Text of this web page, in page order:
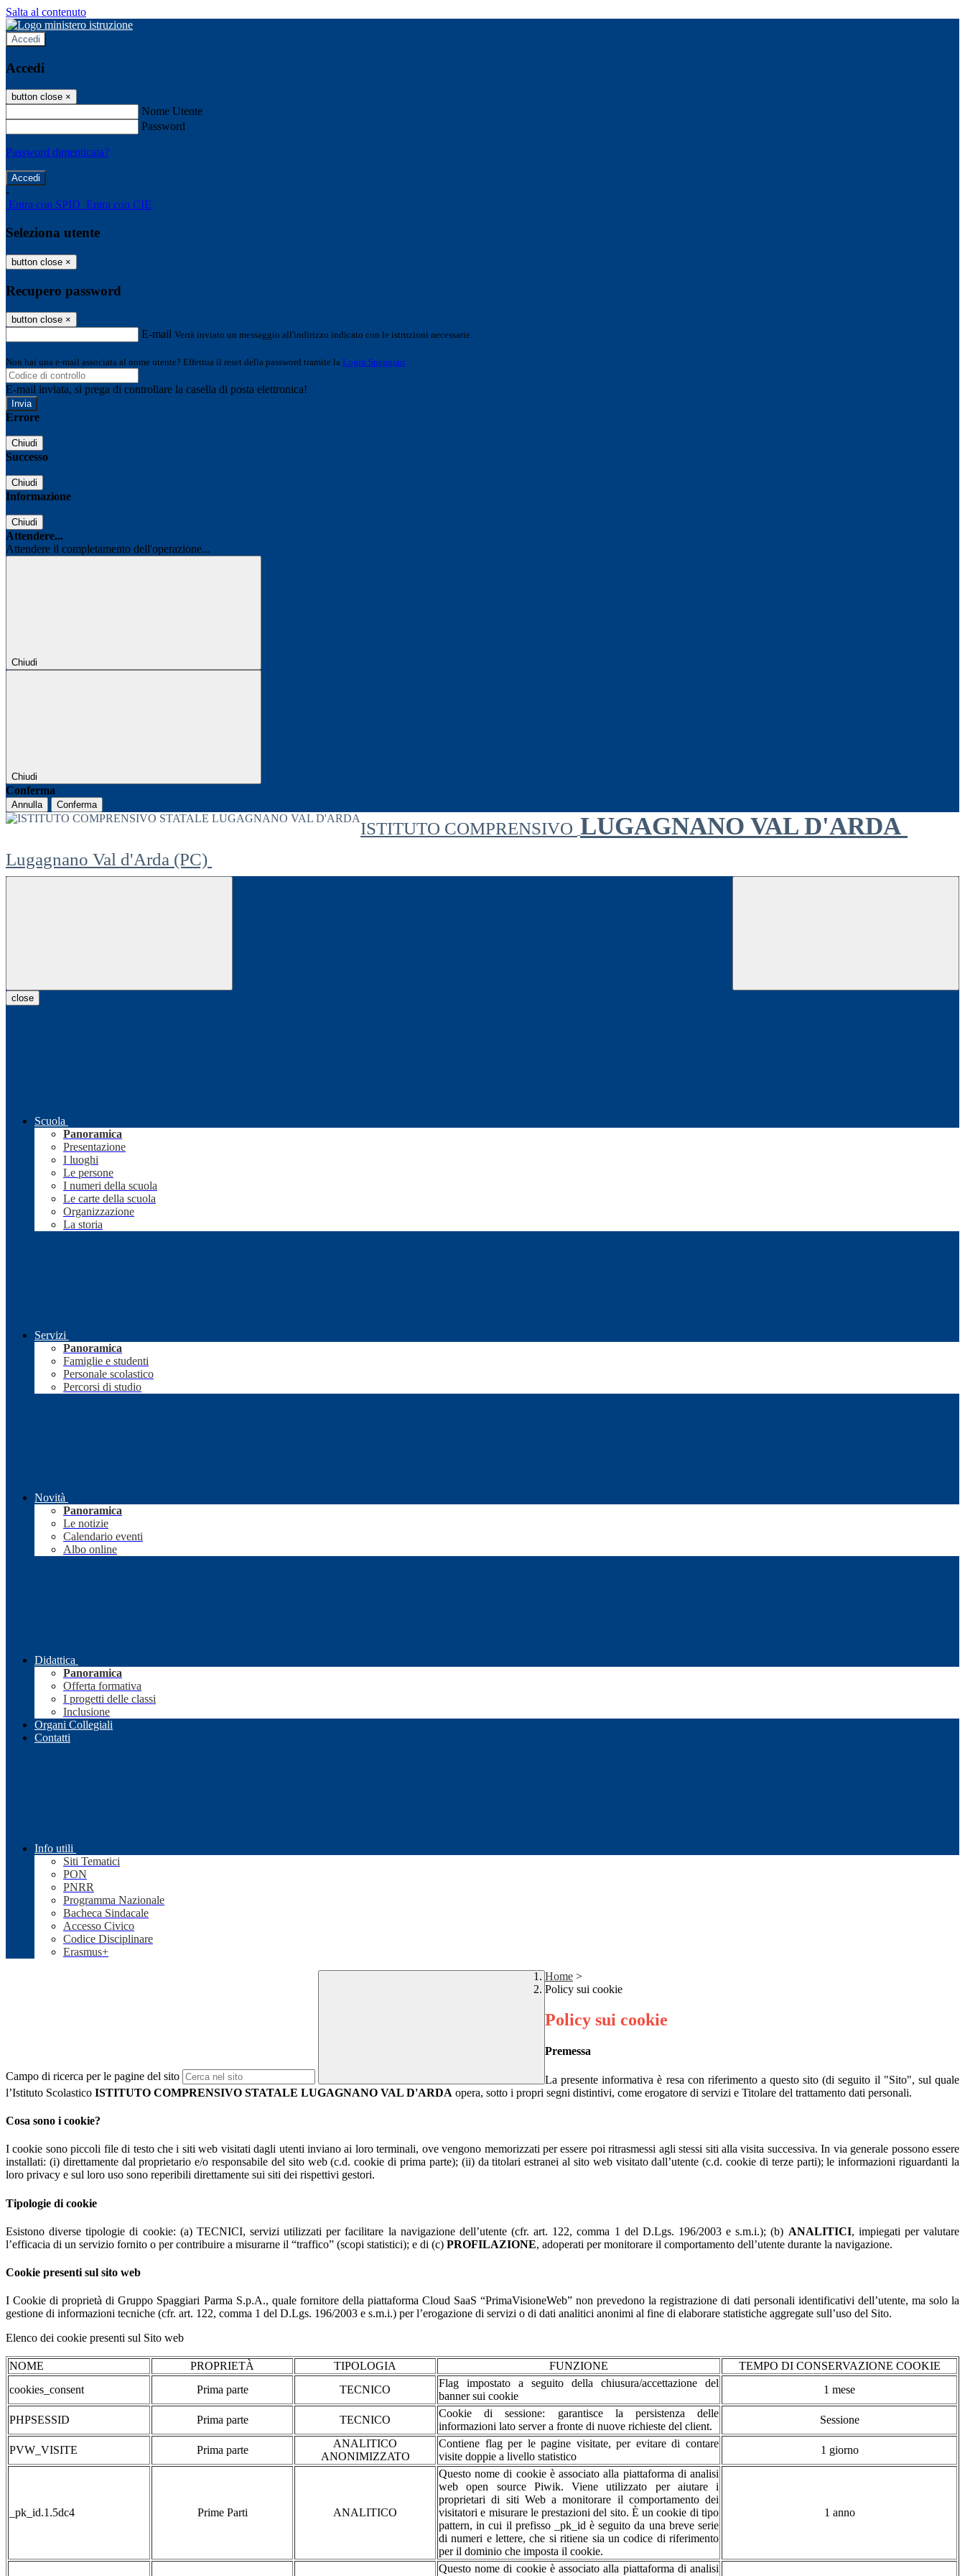
Salta al contenuto
Accedi
Accedi
button close ×
Nome Utente
Password
Password dimenticata?
-
Entra con SPID Entra con CIE
Seleziona utente
button close ×
Recupero password
button close ×
E-mail Verrà inviato un messaggio all'indirizzo indicato con le istruzioni necessarie.
Non hai una e-mail associata al nome utente? Effettua il reset della password tramite la Login Spaggiari
E-mail inviata, si prega di controllare la casella di posta elettronica!
Errore
Chiudi
Successo
Chiudi
Informazione
Chiudi
Attendere...
Attendere il completamento dell'operazione...
Chiudi
Chiudi
Conferma
Annulla Conferma
ISTITUTO COMPRENSIVO LUGAGNANO VAL D'ARDA
Lugagnano Val d'Arda (PC)
close
Scuola
Panoramica
Presentazione
I luoghi
Le persone
I numeri della scuola
Le carte della scuola
Organizzazione
La storia
Servizi
Panoramica
Famiglie e studenti
Personale scolastico
Percorsi di studio
Novità
Panoramica
Le notizie
Calendario eventi
Albo online
Didattica
Panoramica
Offerta formativa
I progetti delle classi
Inclusione
Organi Collegiali
Contatti
Info utili
Siti Tematici
PON
PNRR
Programma Nazionale
Bacheca Sindacale
Accesso Civico
Codice Disciplinare
Erasmus+
Campo di ricerca per le pagine del sito
Home >
Policy sui cookie
Policy sui cookie
Premessa
La presente informativa è resa con riferimento a questo sito (di seguito il "Sito", sul quale
l’Istituto Scolastico ISTITUTO COMPRENSIVO STATALE LUGAGNANO VAL D'ARDA opera, sotto i propri segni distintivi, come erogatore di servizi e Titolare del trattamento dati personali.
Cosa sono i cookie?
I cookie sono piccoli file di testo che i siti web visitati dagli utenti inviano ai loro terminali, ove vengono memorizzati per essere poi ritrasmessi agli stessi siti alla visita successiva. In via generale possono essere
installati: (i) direttamente dal proprietario e/o responsabile del sito web (c.d. cookie di prima parte); (ii) da titolari estranei al sito web visitato dall’utente (c.d. cookie di terze parti); le informazioni riguardanti la
loro privacy e sul loro uso sono reperibili direttamente sui siti dei rispettivi gestori.
Tipologie di cookie
Esistono diverse tipologie di cookie: (a) TECNICI, servizi utilizzati per facilitare la navigazione dell’utente (cfr. art. 122, comma 1 del D.Lgs. 196/2003 e s.m.i.); (b) ANALITICI, impiegati per valutare
l’efficacia di un servizio fornito o per contribuire a misurarne il “traffico” (scopi statistici); e di (c) PROFILAZIONE, adoperati per monitorare il comportamento dell’utente durante la navigazione.
Cookie presenti sul sito web
I Cookie di proprietà di Gruppo Spaggiari Parma S.p.A., quale fornitore della piattaforma Cloud SaaS “PrimaVisioneWeb” non prevedono la registrazione di dati personali identificativi dell’utente, ma solo la
gestione di informazioni tecniche (cfr. art. 122, comma 1 del D.Lgs. 196/2003 e s.m.i.) per l’erogazione di servizi o di dati analitici anonimi al fine di elaborare statistiche aggregate sull’uso del Sito.
Elenco dei cookie presenti sul Sito web
NOME PROPRIETÀ TIPOLOGIA FUNZIONE
TEMPO DI CONSERVAZIONE COOKIE
cookies_consent
Prima parte TECNICO
Flag impostato a seguito della chiusura/accettazione del
banner sui cookie
1 mese
PHPSESSID Prima parte TECNICO
Cookie di sessione: garantisce la persistenza delle
informazioni lato server a fronte di nuove richieste del client.
Sessione
PVW_VISITE Prima parte
ANALITICO
ANONIMIZZATO
Contiene flag per le pagine visitate, per evitare di contare
visite doppie a livello statistico
1 giorno
_pk_id.1.5dc4 Prime Parti ANALITICO
Questo nome di cookie è associato alla piattaforma di analisi
web open source Piwik. Viene utilizzato per aiutare i
proprietari di siti Web a monitorare il comportamento dei
visitatori e misurare le prestazioni del sito. È un cookie di tipo
pattern, in cui il prefisso _pk_id è seguito da una breve serie
di numeri e lettere, che si ritiene sia un codice di riferimento
per il dominio che imposta il cookie.
1 anno
Questo nome di cookie è associato alla piattaforma di analisi